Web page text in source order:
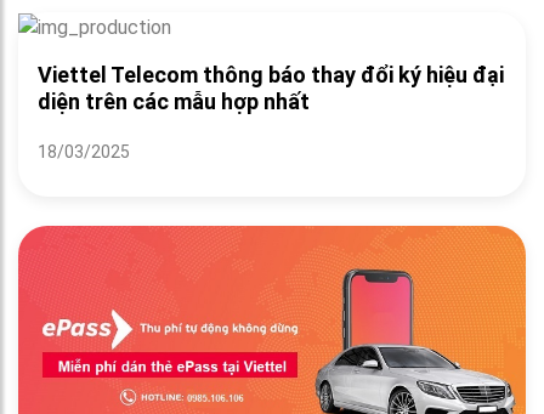
Viettel Telecom thông báo thay đổi ký hiệu đại
diện trên các mẫu hợp nhất
18/03/2025